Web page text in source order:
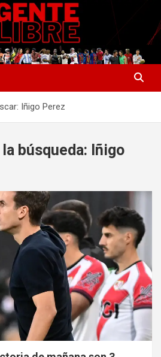
Digitaldeportivo.
Iñigo Perez
búsqueda: Iñigo